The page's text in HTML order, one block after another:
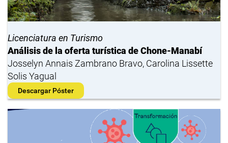
Licenciatura en Turismo
Análisis de la oferta turística de Chone-Manabí
Josselyn Annais Zambrano Bravo, Carolina Lissette
Solis Yagual
Descargar Póster